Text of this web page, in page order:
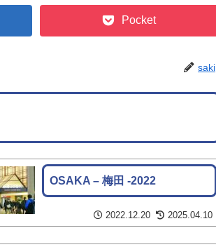
Pocket
saki
OSAKA – 梅田 -2022
2022.12.20 2025.04.10